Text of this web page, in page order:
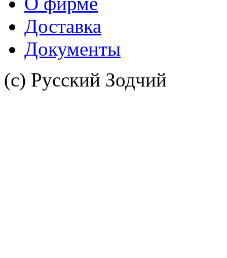
Доставка
Документы
(с) Русский Зодчий